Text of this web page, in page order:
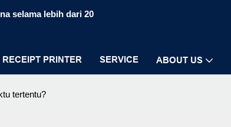
selama lebih dari 20
RECEIPT PRINTER SERVICE ABOUT US
tertentu?